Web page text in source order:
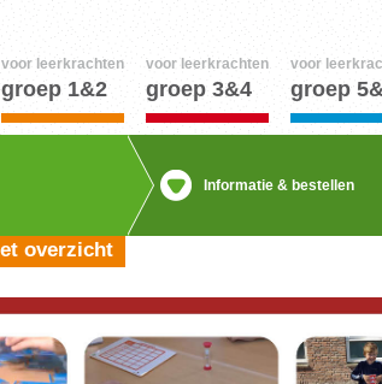
voor leerkrachten
groep 1&2
voor leerkrachten
groep 3&4
voor
groep
overzicht
Informatie & bestellen